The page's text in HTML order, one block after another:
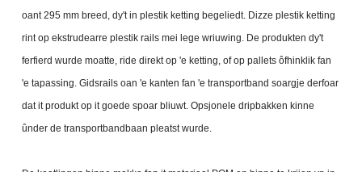
oant 295 mm breed, dy't in plestik ketting begeliedt. Dizze plestik ketting
rint op ekstrudearre plestik rails mei lege wriuwing. De produkten dy't
ferfierd wurde moatte, ride direkt op 'e ketting, of op pallets ôfhinklik fan
'e tapassing. Gidsrails oan 'e kanten fan 'e transportband soargje derfoar
dat it produkt op it goede spoar bliuwt. Opsjonele dripbakken kinne
ûnder de transportbandbaan pleatst wurde.